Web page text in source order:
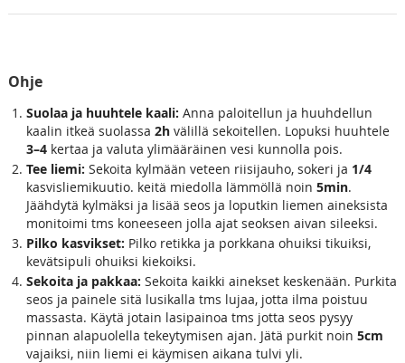
Ohje
Suolaa ja huuhtele kaali: Anna paloitellun ja huuhdellun
kaalin itkeä suolassa 2h välillä sekoitellen. Lopuksi huuhtele
3–4kertaa ja valuta ylimääräinen vesi kunnolla pois.
Tee liemi: Sekoita kylmään veteen riisijauho, sokeri ja 1/4
kasvisliemikuutio. keitä miedolla lämmöllä noin 5min.
Jäähdytä kylmäksi ja lisää seos ja loputkin liemen aineksista
monitoimi tms koneeseen jolla ajat seoksen aivan sileeksi.
Pilko kasvikset: Pilko retikka ja porkkana ohuiksi tikuiksi,
kevätsipuli ohuiksi kiekoiksi.
Sekoita ja pakkaa: Sekoita kaikki ainekset keskenään. Purkita
seos ja painele sitä lusikalla tms lujaa, jotta ilma poistuu
massasta. Käytä jotain lasipainoa tms jotta seos pysyy
pinnan alapuolella tekeytymisen ajan. Jätä purkit noin 5cm
vajaiksi, niin liemi ei käymisen aikana tulvi yli.